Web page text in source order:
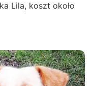
Lila, koszt około